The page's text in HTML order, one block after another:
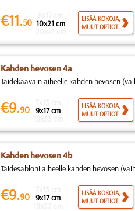
€11.50 10x21 cm
LISÄÄ KOKOJA,
MUUT OPTIOT
Kahden hevosen 4a
Taidekaavain aiheelle kahden hevosen
€9.90 9x17 cm
LISÄÄ KOKOJA,
MUUT OPTIOT
Kahden hevosen 4b
Taidesabloni aiheelle kahden hevosen
€9.90 9x17 cm
LISÄÄ KOKOJA,
MUUT OPTIOT